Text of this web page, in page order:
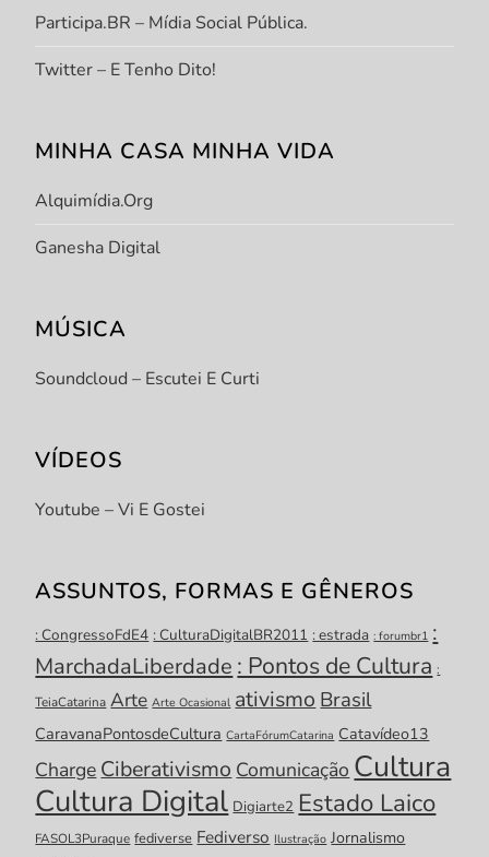
Participa.BR – Mídia Social Pública.
Twitter – E Tenho Dito!
MINHA CASA MINHA VIDA
Alquimídia.org
Ganesha Digital
MÚSICA
Soundcloud – Escutei E Curti
VÍDEOS
Youtube – Vi E Gostei
ASSUNTOS, FORMAS E GÊNEROS
: CongressoFdE4 : CulturaDigitalBR2011 : estrada : forumbr1 :
MarchadaLiberdade : Pontos de Cultura :
TeiaCatarina Arte Arte Ocasional ativismoBrasil
CaravanaPontosdeCultura CartaFórumCatarina Catavídeo13
ChargeCiberativismoComunicação Cultura
Cultura Digital Digiarte2 Estado Laico
FASOL3Puraque fediverse Fediverso Ilustração Jornalismo